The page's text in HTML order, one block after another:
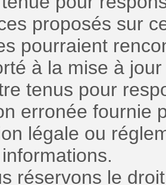
proposés sur
pourraient
à la mise à
tenus pour
erronée fournie
légale ou
réservons le